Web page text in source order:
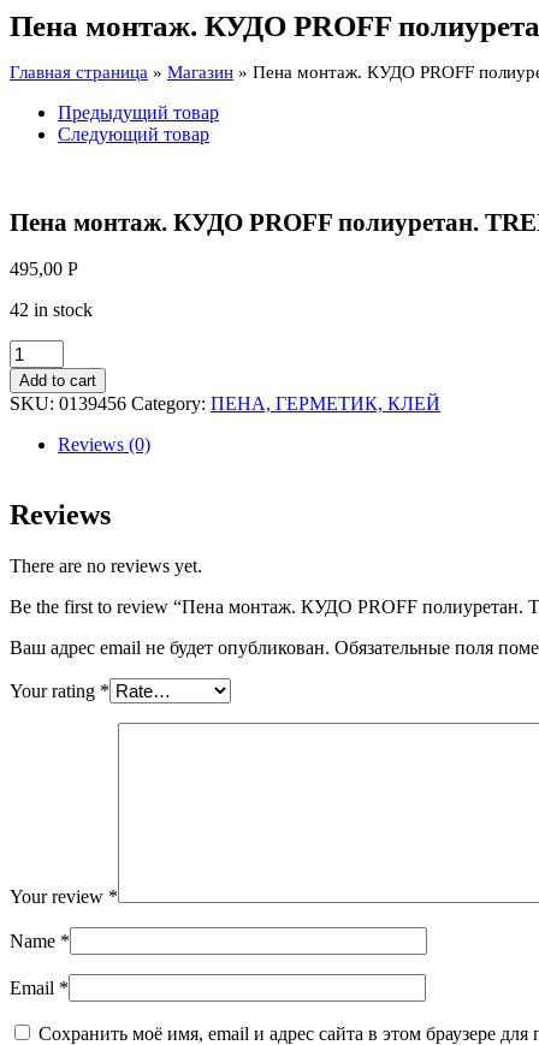
полиуретан.
WINDOW
1000мл
/12шт
Пена монтаж. КУДО PROFF
Главная страница » Магазин » Пена монтаж. КУДО PROFF
Предыдущий товар
Следующий товар
Пена монтаж. КУДО PROFF полиуретан.
495,00 Р
42 in stock
Пена
монтаж.
КУДО
PROFF
полиуретан.
TREND
60
1000мл
KUPTW10S60
Add to cart
SKU: 0139456 Category: ПЕНА, ГЕРМЕТИК, КЛЕЙ
Reviews (0)
Reviews
There are no reviews yet.
Be the first to review “Пена монтаж. КУДО PROFF
Ваш адрес email не будет опубликован. Обязательные поля
Your rating *
Your review *
Name *
Email *
Сохранить моё имя, email и адрес сайта в этом браузере